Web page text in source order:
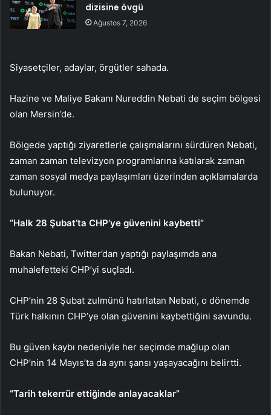
dizisine övgü
Ağustos 7, 2026
Siyasetçiler, adaylar, örgütler sahada.
Hazine ve Maliye Bakanı Nureddin Nebati de seçim bölgesi
olan Mersin’de.
Bölgede yaptığı ziyaretlerle çalışmalarını sürdüren Nebati,
zaman zaman televizyon programlarına katılarak zaman
zaman sosyal medya paylaşımları üzerinden açıklamalarda
bulunuyor.
“Halk 28 Şubat’ta CHP’ye güvenini kaybetti”
Bakan Nebati, Twitter’dan yaptığı paylaşımda ana
muhalefetteki CHP’yi suçladı.
CHP’nin 28 Şubat zulmünü hatırlatan Nebati, o dönemde
Türk halkının CHP’ye olan güvenini kaybettiğini savundu.
Bu güven kaybı nedeniyle her seçimde mağlup olan
CHP’nin 14 Mayıs’ta da aynı şansı yaşayacağını belirtti.
“Tarih tekerrür ettiğinde anlayacaklar”